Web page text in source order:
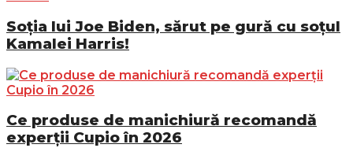
Soția lui Joe Biden, sărut pe gură cu soțul
Kamalei Harris!
Ce produse de manichiură recomandă
experții Cupio în 2026